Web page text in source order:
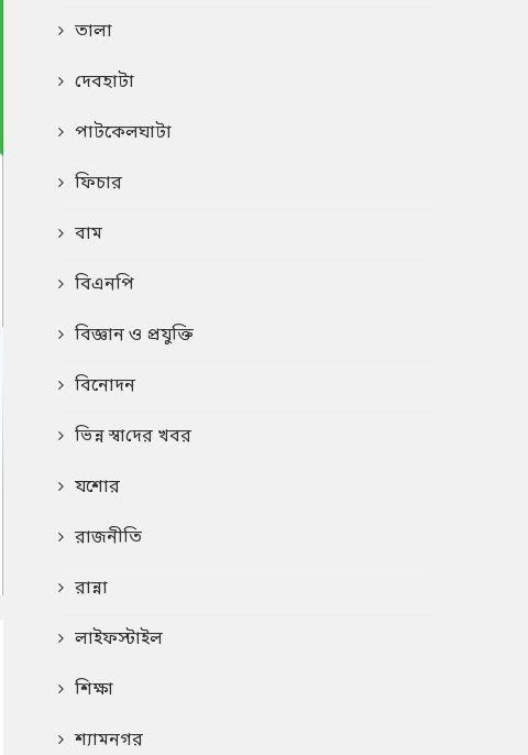
তালা
দেবহাটা
পাটকেলঘাটা
ফিচার
বাম
বিএনপি
বিজ্ঞান ও প্রযুক্তি
বিনোদন
ভিন্ন স্বা‌দের খবর
যশোর
রাজনীতি
রান্না
লাইফস্টাইল
শিক্ষা
শ্যামনগর